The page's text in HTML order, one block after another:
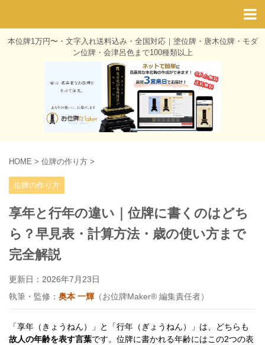
本位牌1万円〜・文字入れ送料込み・全国対応｜塗位牌・唐木位牌・モダ
ン位牌・会津呂色まで100種類以上
HOME > 位牌の作り方 >
位牌の作り方
享年と行年の違い｜位牌に書くのはどち
ら？早見表・計算方法・歳の使い方まで
完全解説
更新日： 2026年7月23日
執筆・監修： 奥本 一輝 （お位牌Maker® 編集責任者）
「享年（きょうねん）」と「行年（ぎょうねん）」は、どちらも
故人の年齢を表す言葉です。位牌に書かれる年齢にはこの2つの表